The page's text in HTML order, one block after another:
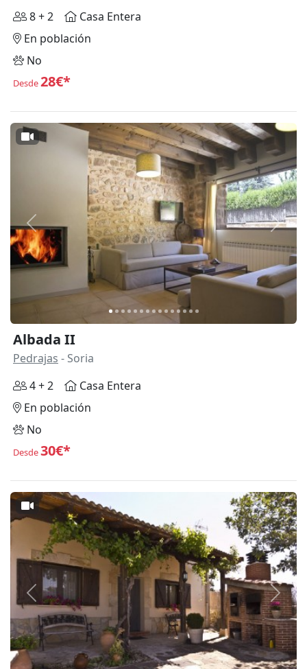
8 + 2
Casa Entera
En población
No
Desde28€*
Anterior
Albada II
Pedrajas - Soria
4 + 2
Casa Entera
En población
No
Desde30€*
Anterior